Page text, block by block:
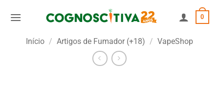
0
Início / Artigos de Fumador (+18) / VapeShop